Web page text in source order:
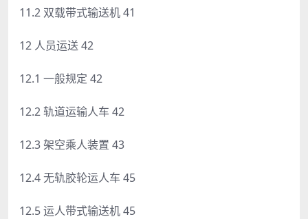
11.2 双载带式输送机 41
12 人员运送 42
12.1 一般规定 42
12.2 轨道运输人车 42
12.3 架空乘人装置 43
12.4 无轨胶轮运人车 45
12.5 运人带式输送机 45